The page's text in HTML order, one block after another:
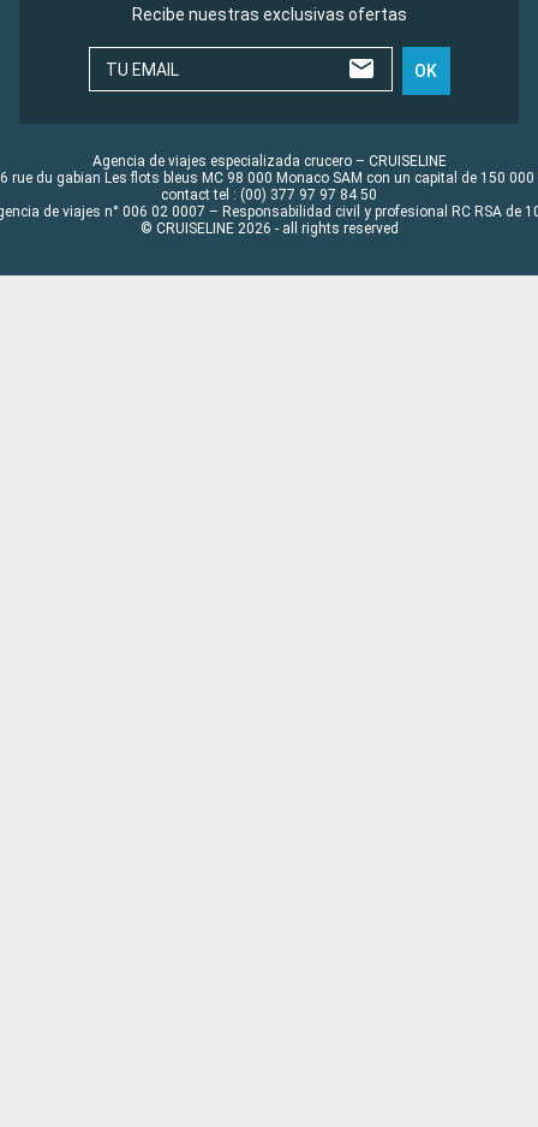
Recibe nuestras exclusivas ofertas
TU EMAIL OK
Agencia de viajes especializada crucero – CRUISELINE
rue du gabian Les flots bleus MC 98 000 Monaco SAM con un capital de 150 000
contact tel : (00) 377 97 97 84 50
de viajes n° 006 02 0007 – Responsabilidad civil y profesional RC RSA de
© CRUISELINE 2026 - all rights reserved